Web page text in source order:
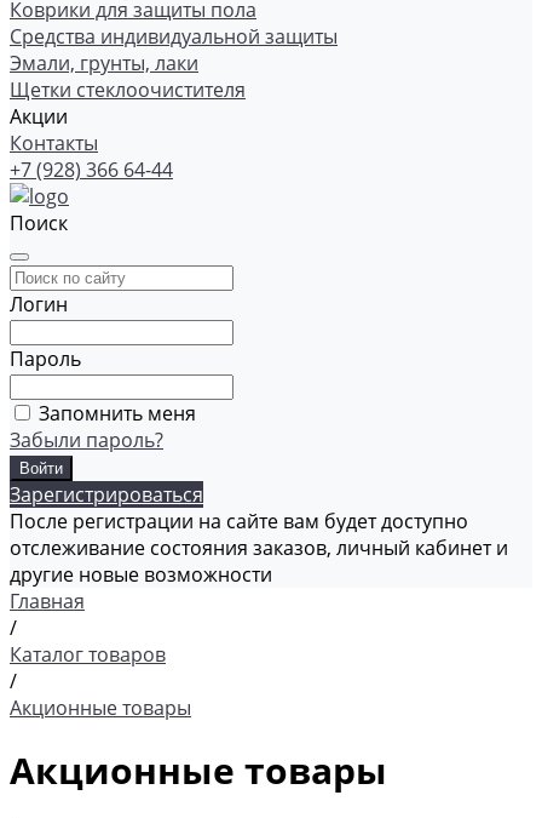
Коврики для защиты пола
Средства индивидуальной защиты
Эмали, грунты, лаки
Щетки стеклоочистителя
Акции
Контакты
+7 (928) 366 64-44
Поиск
Логин
Пароль
Запомнить меня
Забыли пароль?
Зарегистрироваться
После регистрации на сайте вам будет доступно
отслеживание состояния заказов, личный кабинет и
другие новые возможности
Главная
/
Каталог товаров
/
Акционные товары
Акционные товары